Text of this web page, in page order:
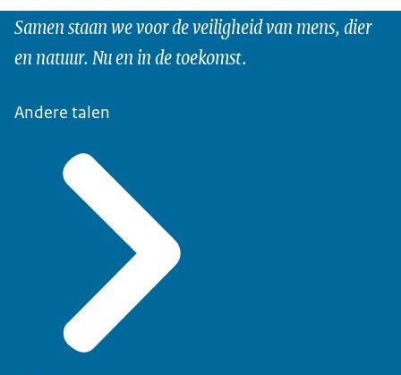
Samen staan we voor de veiligheid van mens, dier
en natuur. Nu en in de toekomst.
Andere talen